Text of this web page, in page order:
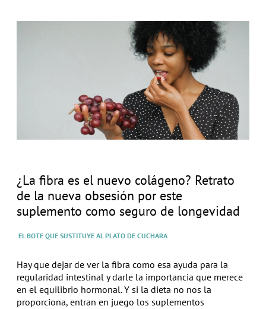
¿La fibra es el nuevo colágeno? Retrato
de la nueva obsesión por este
suplemento como seguro de longevidad
EL BOTE QUE SUSTITUYE AL PLATO DE CUCHARA
Hay que dejar de ver la fibra como esa ayuda para la
regularidad intestinal y darle la importancia que merece
en el equilibrio hormonal. Y si la dieta no nos la
proporciona, entran en juego los suplementos